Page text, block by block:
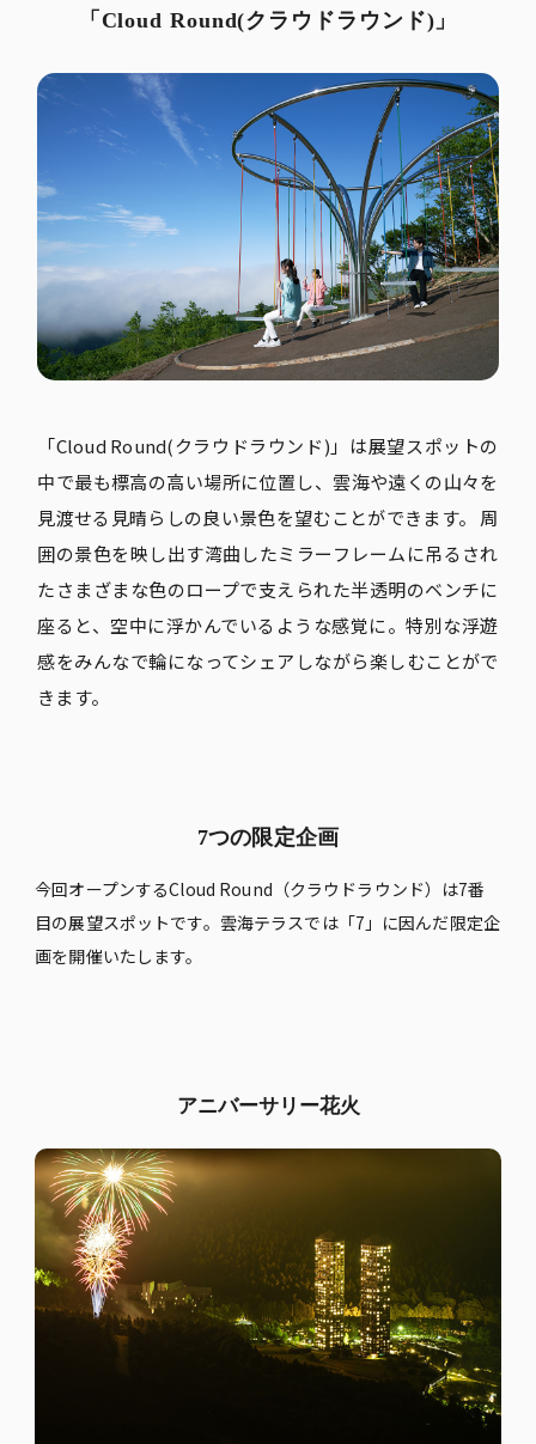
「Cloud Round(クラウドラウンド)」
「Cloud Round(クラウドラウンド)」は展望スポットの
中で最も標高の高い場所に位置し、雲海や遠くの山々を
見渡せる見晴らしの良い景色を望むことができます。 周
囲の景色を映し出す湾曲したミラーフレームに吊るされ
たさまざまな色のロープで支えられた半透明のベンチに
座ると、空中に浮かんでいるような感覚に。特別な浮遊
感をみんなで輪になってシェアしながら楽しむことがで
きます。
7つの限定企画
今回オープンするCloud Round（クラウドラウンド）は7番
目の展望スポットです。雲海テラスでは「7」に因んだ限定企
画を開催いたします。
アニバーサリー花火